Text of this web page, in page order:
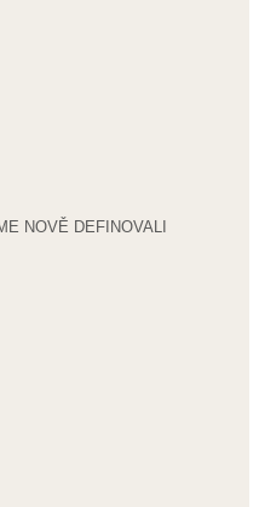
NOVĚ DEFINOVALI